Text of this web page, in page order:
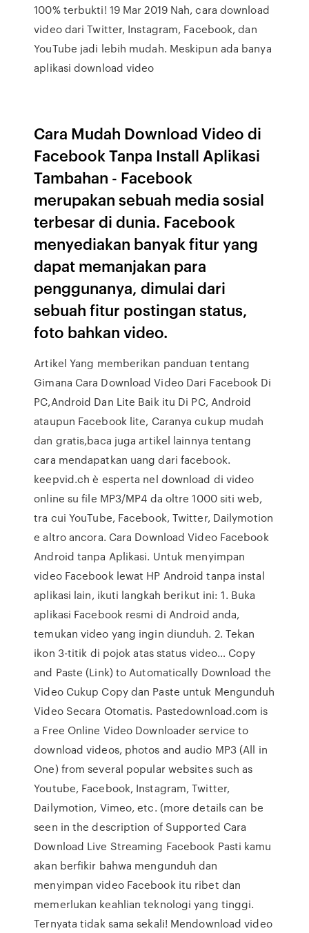
100% terbukti! 19 Mar 2019 Nah, cara download
video dari Twitter, Instagram, Facebook, dan
YouTube jadi lebih mudah. Meskipun ada banya
aplikasi download video
Cara Mudah Download Video di
Facebook Tanpa Install Aplikasi
Tambahan - Facebook
merupakan sebuah media sosial
terbesar di dunia. Facebook
menyediakan banyak fitur yang
dapat memanjakan para
penggunanya, dimulai dari
sebuah fitur postingan status,
foto bahkan video.
Artikel Yang memberikan panduan tentang
Gimana Cara Download Video Dari Facebook Di
PC,Android Dan Lite Baik itu Di PC, Android
ataupun Facebook lite, Caranya cukup mudah
dan gratis,baca juga artikel lainnya tentang
cara mendapatkan uang dari facebook.
keepvid.ch è esperta nel download di video
online su file MP3/MP4 da oltre 1000 siti web,
tra cui YouTube, Facebook, Twitter, Dailymotion
e altro ancora. Cara Download Video Facebook
Android tanpa Aplikasi. Untuk menyimpan
video Facebook lewat HP Android tanpa instal
aplikasi lain, ikuti langkah berikut ini: 1. Buka
aplikasi Facebook resmi di Android anda,
temukan video yang ingin diunduh. 2. Tekan
ikon 3-titik di pojok atas status video… Copy
and Paste (Link) to Automatically Download the
Video Cukup Copy dan Paste untuk Mengunduh
Video Secara Otomatis. Pastedownload.com is
a Free Online Video Downloader service to
download videos, photos and audio MP3 (All in
One) from several popular websites such as
Youtube, Facebook, Instagram, Twitter,
Dailymotion, Vimeo, etc. (more details can be
seen in the description of Supported Cara
Download Live Streaming Facebook Pasti kamu
akan berfikir bahwa mengunduh dan
menyimpan video Facebook itu ribet dan
memerlukan keahlian teknologi yang tinggi.
Ternyata tidak sama sekali! Mendownload video